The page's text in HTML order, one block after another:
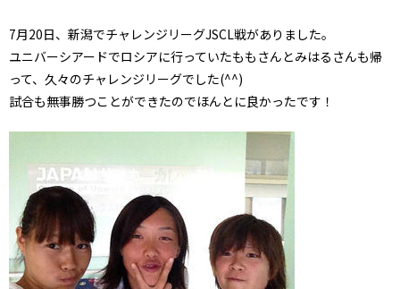
7月20日、新潟でチャレンジリーグJSCL戦がありました。
ユニバーシアードでロシアに行っていたももさんとみはるさんも帰
って、久々のチャレンジリーグでした(^^)
試合も無事勝つことができたのでほんとに良かったです！